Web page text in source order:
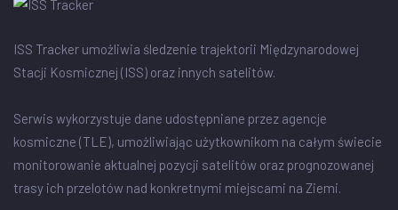
ISS Tracker umożliwia śledzenie trajektorii Międzynarodowej
Stacji Kosmicznej (ISS) oraz innych satelitów.
Serwis wykorzystuje dane udostępniane przez agencje
kosmiczne (TLE), umożliwiając użytkownikom na całym świecie
monitorowanie aktualnej pozycji satelitów oraz prognozowanej
trasy ich przelotów nad konkretnymi miejscami na Ziemi.